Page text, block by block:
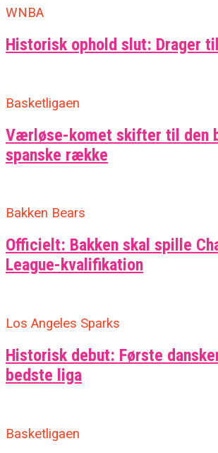
WNBA
Historisk ophold slut: Drager
Basketligaen
Værløse-komet skifter til den
spanske række
Bakken Bears
Officielt: Bakken skal spille
League-kvalifikation
Los Angeles Sparks
Historisk debut: Første
bedste liga
Basketligaen